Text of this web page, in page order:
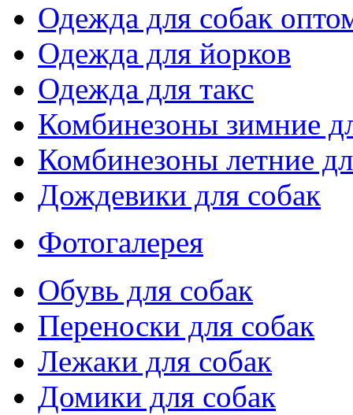
Одежда для собак
Одежда для йорков
Одежда для такс
Комбинезоны зимние
Комбинезоны летние
Дождевики для собак
Фотогалерея
Обувь для собак
Переноски для собак
Лежаки для собак
Домики для собак